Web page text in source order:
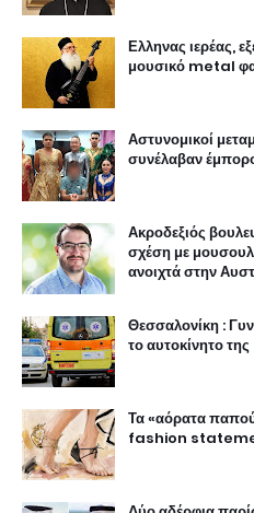
Ελληνας ιερέας,
μουσικό metal
Αστυνομικοί
συνέλαβαν
Ακροδεξιός
σχέση με
ανοιχτά στην
Θεσσαλονίκη :
το αυτοκίνητο της
Τα «αόρατα
fashion